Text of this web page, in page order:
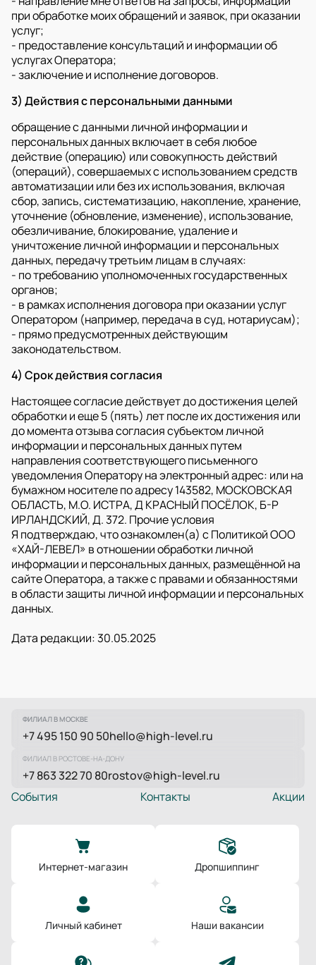
при обработке моих обращений и заявок, при оказании
услуг;
- предоставление консультаций и информации об
услугах Оператора;
- заключение и исполнение договоров.
3) Действия с персональными данными
обращение с данными личной информации и
персональных данных включает в себя любое
действие (операцию) или совокупность действий
(операций), совершаемых с использованием средств
автоматизации или без их использования, включая
сбор, запись, систематизацию, накопление, хранение,
уточнение (обновление, изменение), использование,
обезличивание, блокирование, удаление и
уничтожение личной информации и персональных
данных, передачу третьим лицам в случаях:
- по требованию уполномоченных государственных
органов;
- в рамках исполнения договора при оказании услуг
Оператором (например, передача в суд, нотариусам);
- прямо предусмотренных действующим
законодательством.
4) Срок действия согласия
Настоящее согласие действует до достижения целей
обработки и еще 5 (пять) лет после их достижения или
до момента отзыва согласия субъектом личной
информации и персональных данных путем
направления соответствующего письменного
уведомления Оператору на электронный адрес: или на
бумажном носителе по адресу 143582, МОСКОВСКАЯ
ОБЛАСТЬ, М.О. ИСТРА, Д КРАСНЫЙ ПОСЁЛОК, Б-Р
ИРЛАНДСКИЙ, Д. 372. Прочие условия
Я подтверждаю, что ознакомлен(а) с Политикой ООО
«ХАЙ-ЛЕВЕЛ» в отношении обработки личной
информации и персональных данных, размещённой на
сайте Оператора, а также с правами и обязанностями
в области защиты личной информации и персональных
данных.
Дата редакции: 30.05.2025
ФИЛИАЛ В МОСКВЕ
+7 495 150 90 50hello@high-level.ru
ФИЛИАЛ В РОСТОВЕ-НА-ДОНУ
+7 863 322 70 80rostov@high-level.ru
Акции
События Контакты
Интернет-магазин Дропшиппинг
Личный кабинет Наши вакансии